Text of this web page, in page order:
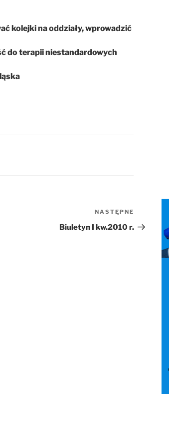
kolejki na oddziały, wprowadzić
do terapii niestandardowych
wpis
NASTĘPNE
Biuletyn I kw.2010 r.